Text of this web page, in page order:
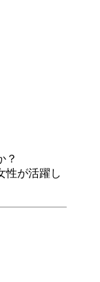
？
性が活躍し